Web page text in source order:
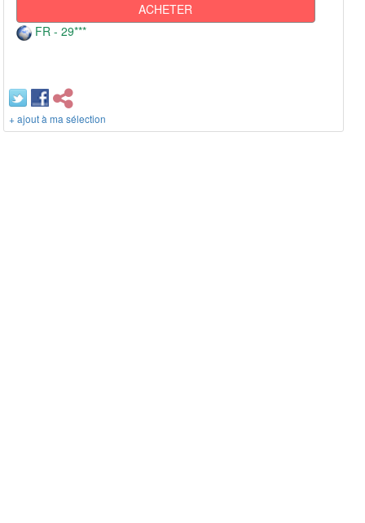
ACHETER
FR - 29***
+ ajout à ma sélection